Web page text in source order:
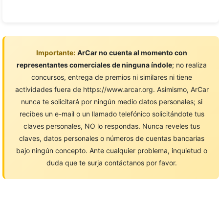
Importante: ArCar no cuenta al momento con
representantes comerciales de ninguna índole; no realiza
concursos, entrega de premios ni similares ni tiene
actividades fuera de https://www.arcar.org. Asimismo, ArCar
nunca te solicitará por ningún medio datos personales; si
recibes un e-mail o un llamado telefónico solicitándote tus
claves personales, NO lo respondas. Nunca reveles tus
claves, datos personales o números de cuentas bancarias
bajo ningún concepto. Ante cualquier problema, inquietud o
duda que te surja contáctanos por favor.